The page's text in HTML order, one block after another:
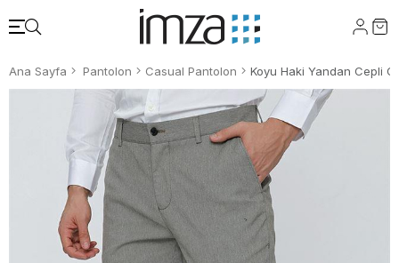
Ana Sayfa Pantolon Casual Pantolon